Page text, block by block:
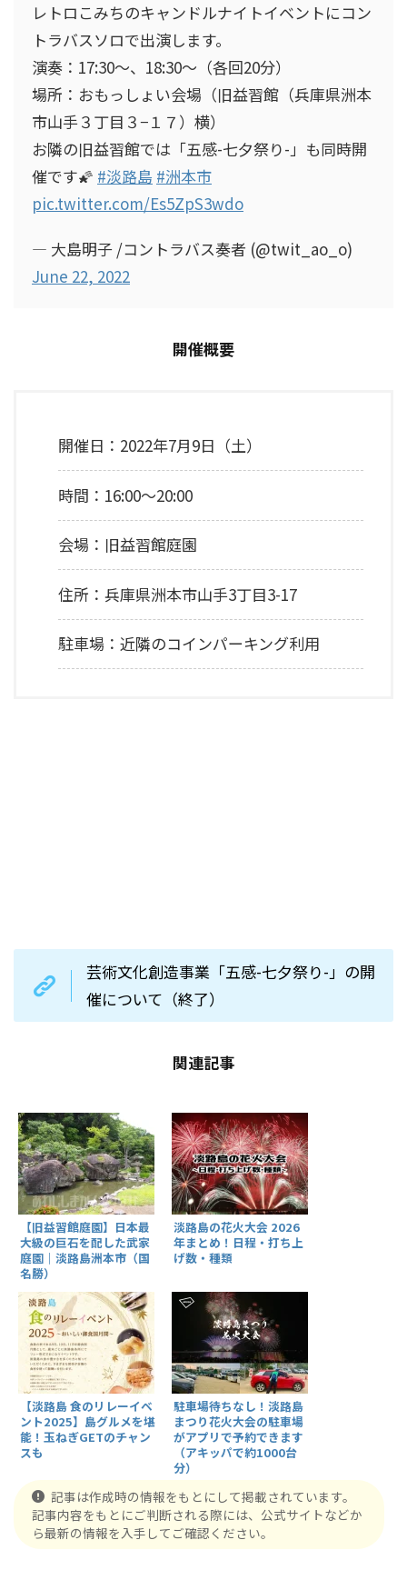
レトロこみちのキャンドルナイトイベントにコン
トラバスソロで出演します。
演奏：17:30〜、18:30〜（各回20分）
場所：おもっしょい会場（旧益習館（兵庫県洲本
市山手３丁目３−１７）横）
お隣の旧益習館では「五感-七夕祭り-」も同時開
催です🌠 #淡路島 #洲本市
pic.twitter.com/Es5ZpS3wdo
— 大島明子 /コントラバス奏者 (@twit_ao_o)
June 22, 2022
開催概要
開催日：2022年7月9日（土）
時間：16:00～20:00
会場：旧益習館庭園
住所：兵庫県洲本市山手3丁目3-17
駐車場：近隣のコインパーキング利用
芸術文化創造事業「五感-七夕祭り-」の開
催について（終了）
関連記事
【旧益習館庭園】日本最
大級の巨石を配した武家
庭園｜淡路島洲本市（国
名勝）
淡路島の花火大会 2026
年まとめ！日程・打ち上
げ数・種類
【淡路島 食のリレーイベ
ント2025】島グルメを堪
能！玉ねぎGETのチャン
スも
駐車場待ちなし！淡路島
まつり花火大会の駐車場
がアプリで予約できます
（アキッパで約1000台
分）
記事は作成時の情報をもとにして掲載されています。
記事内容をもとにご判断される際には、公式サイトなどか
ら最新の情報を入手してご確認ください。